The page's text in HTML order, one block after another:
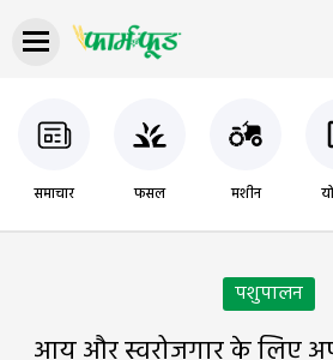
समाचार फसल मशीन
पशुपालन